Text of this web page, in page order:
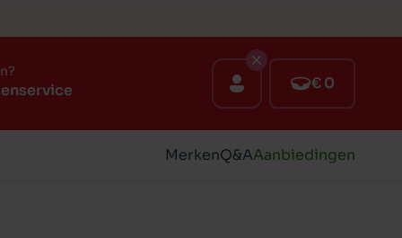
€ 0
MerkenQ&AAanbiedingen